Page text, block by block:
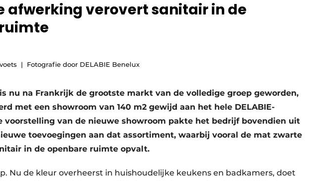
statement
afwerking verovert sanitair in de
Fotografie door DELABIE Benelux
is nu na Frankrijk de grootste markt van de volledige groep geworden,
met een showroom van 140 m2 gewijd aan het hele DELABIE-
voorstelling van de nieuwe showroom pakte het bedrijf bovendien uit
toevoegingen aan dat assortiment, waarbij vooral de mat zwarte
in de openbare ruimte opvalt.
Nu de kleur overheerst in huishoudelijke keukens en badkamers, doet